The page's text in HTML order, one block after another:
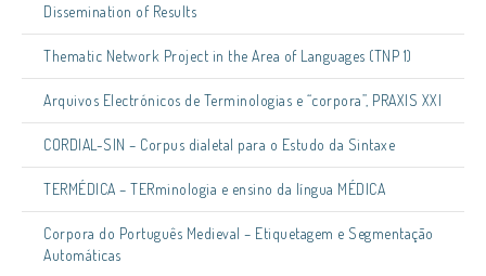
Dissemination of Results
Thematic Network Project in the Area of Languages (TNP 1)
Arquivos Electrónicos de Terminologias e “corpora”, PRAXIS XXI
CORDIAL-SIN – Corpus dialetal para o Estudo da Sintaxe
TERMÉDICA – TERminologia e ensino da língua MÉDICA
Corpora do Português Medieval – Etiquetagem e Segmentação
Automáticas